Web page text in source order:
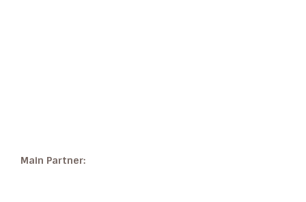
Main Partner: